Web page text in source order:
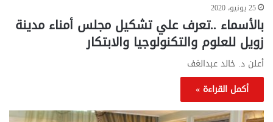
25 يونيو، 2020
بالأسماء ..تعرف علي تشكيل مجلس أمناء مدينة
زويل للعلوم والتكنولوجيا والابتكار
أعلن د. خالد عبدالغف
أكمل القراءة »